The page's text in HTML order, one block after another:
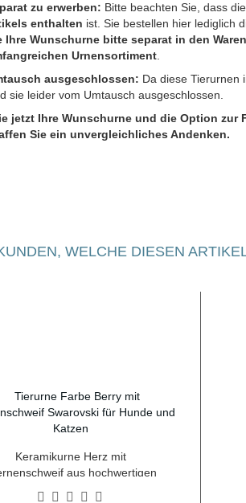
zu erwerben: Bitte beachten Sie, dass die
enthalten ist. Sie bestellen hier lediglich
Ihre Wunschurne bitte separat in den
Urnensortiment
ausgeschlossen: Da diese Tierurnen
sie leider vom Umtausch ausgeschlossen.
jetzt Ihre Wunschurne und die Option
Sie ein unvergleichliches Andenken.
WELCHE DIESEN
Keramikurne Herz mit
aus hochwertigen